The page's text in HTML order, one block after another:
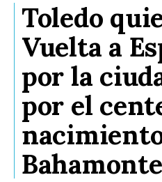
Toledo
Vuelta a
por la
por el